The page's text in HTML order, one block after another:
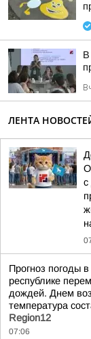
В
ЛЕНТА
с
Прогноз погоды
республике
дождей. Днем
температура
Region12
07:06